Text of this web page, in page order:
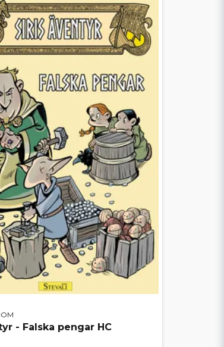
- Falska pengar HC